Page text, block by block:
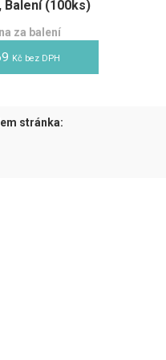
Balení (100ks)
za balení
Kč bez DPH
stránka: